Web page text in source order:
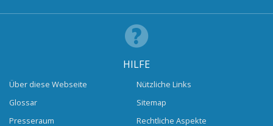
HILFE
Über diese Webseite
Glossar
Presseraum
Nützliche Links
Sitemap
Rechtliche Aspekte